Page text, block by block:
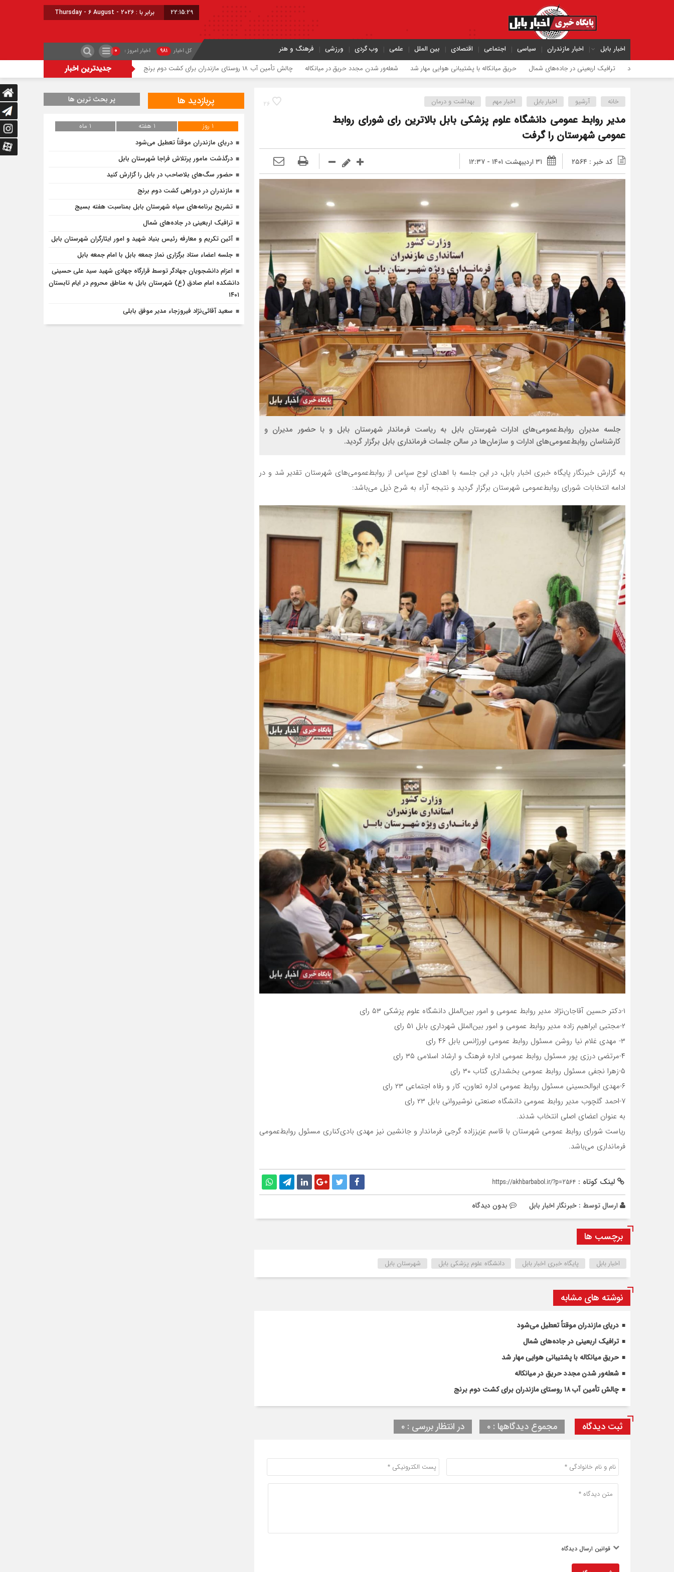
22:15:30 برابر با : Thursday - 6 August - 2026
اخبار بابل اخبار مازندران سیاسی اجتماعی اقتصادی بین الملل علمی وب گردی ورزشی فرهنگ و هنر کل اخبار ۹۸۱ اخبار امروز : ۰
جدیدترین اخبار ترافیک اربعینی در جاده‌های شمال حریق میانکاله با پشتیبانی هوایی مهار شد شعله‌ور شدن مجدد حریق در میانکاله چالش تأمین آب ۱۸ روستای مازندران برای کشت دوم برنج ممنوعیت قاطع آتش زدن کاه و کلش در مازندران
۲۶ خانه آرشیو اخبار بابل اخبار مهم بهداشت و درمان
مدیر روابط عمومی دانشگاه علوم پزشکی بابل بالاترین رای شورای روابط
عمومی شهرستان را گرفت
کد خبر : ۲۵۶۴ ۳۱ اردیبهشت ۱۴۰۱ - ۱۲:۳۷
جلسه مدیران روابط‌عمومی‌های ادارات شهرستان بابل به ریاست فرماندار شهرستان بابل و با حضور مدیران و
کارشناسان روابط‌عمومی‌های ادارات و سازمان‌ها در سالن جلسات فرمانداری بابل برگزار گردید.
به گزارش خبرنگار پایگاه خبری اخبار بابل، در این جلسه با اهدای لوح سپاس از روابط‌عمومی‌های شهرستان تقدیر شد و در
ادامه انتخابات شورای روابط‌عمومی شهرستان برگزار گردید و نتیجه آراء به شرح ذیل می‌باشد:
۱-دکتر حسین آقاجان‌نژاد مدیر روابط عمومی و امور بین‌الملل دانشگاه علوم پزشکی ۵۳ رای
۲-مجتبی ابراهیم زاده مدیر روابط عمومی و امور بین‌الملل شهرداری بابل ۵۱ رای
۳- مهدی غلام نیا روشن مسئول روابط عمومی اورژانس بابل ۴۶ رای
۴-مرتضی درزی پور مسئول روابط عمومی اداره فرهنگ و ارشاد اسلامی ۳۵ رای
۵-زهرا نجفی مسئول روابط عمومی بخشداری گتاب ۳۰ رای
۶-مهدی ابوالحسینی مسئول روابط عمومی اداره تعاون، کار و رفاه اجتماعی ۲۳ رای
۷-احمد گلچوب مدیر روابط عمومی دانشگاه صنعتی نوشیروانی بابل ۲۳ رای
به عنوان اعضای اصلی انتخاب شدند.
ریاست شورای روابط عمومی شهرستان با قاسم عزیززاده گرجی فرماندار و جانشین نیز مهدی‌ بادی‌کناری مسئول روابط‌عمومی
فرمانداری می‌باشد.
لینک کوتاه : https://akhbarbabol.ir/?p=2564
ارسال توسط : خبرنگار اخبار بابل بدون دیدگاه
برچسب ها
اخبار بابل پایگاه خبری اخبار بابل دانشگاه علوم پزشکی بابل شهرستان بابل
نوشته های مشابه
دریای مازندران موقتاً تعطیل می‌شود
ترافیک اربعینی در جاده‌های شمال
حریق میانکاله با پشتیبانی هوایی مهار شد
شعله‌ور شدن مجدد حریق در میانکاله
چالش تأمین آب ۱۸ روستای مازندران برای کشت دوم برنج
ثبت دیدگاه مجموع دیدگاهها : ۰ در انتظار بررسی : ۰
قوانین ارسال دیدگاه
پربازدید ها پر بحث ترین ها
۱ روز ۱ هفته
۱ ماه
دریای مازندران موقتاً تعطیل می‌شود
درگذشت مامور پرتلاش فراجا شهرستان بابل
حضور سگ‌های بلاصاحب در بابل را ‌گزارش کنید
مازندران در دوراهی کشت دوم برنج
تشریح برنامه‌های سپاه شهرستان بابل بمناسبت هفته بسیج
ترافیک اربعینی در جاده‌های شمال
آئین تکریم و معارفه رئیس بنیاد شهید و امور ایثارگران شهرستان بابل
جلسه اعضاء ستاد برگزاری نماز جمعه‌ بابل با امام‌ جمعه‌ بابل
اعزام دانشجویان جهادگر توسط قرارگاه جهادی شهید سید علی حسینی
دانشکده امام صادق (ع) شهرستان بابل به مناطق محروم در ایام تابستان
۱۴۰۱
سعید آقائی‌نژاد فیروزجاء مدیر موفق بابلی